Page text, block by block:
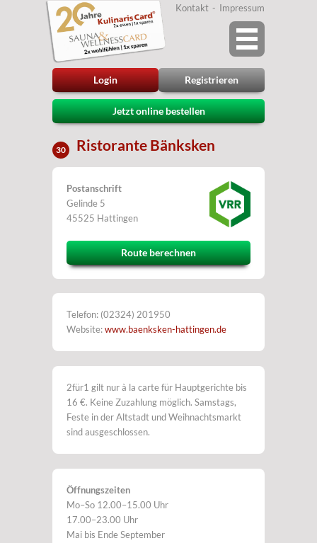
Login Registrieren
Kontakt Impressum
Jetzt online bestellen
30 Ristorante Bänksken
Postanschrift
Gelinde 5
45525 Hattingen
Route berechnen
Telefon: (02324) 201950
Website:www.baenksken-hattingen.de
2für1 gilt nur à la carte für Hauptgerichte bis
16 €. Keine Zuzahlung möglich. Samstags,
Feste in der Altstadt und Weihnachtsmarkt
sind ausgeschlossen.
Öffnungszeiten
Mo–So 12.00–15.00 Uhr
17.00–23.00 Uhr
Mai bis Ende September